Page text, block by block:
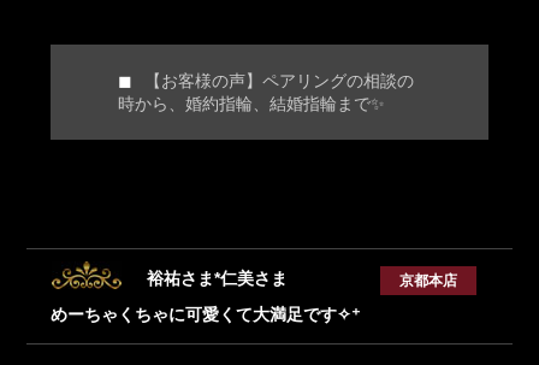
【お客様の声】ペアリングの相談の
時から、婚約指輪、結婚指輪まで✨
裕祐さま*仁美さま
めーちゃくちゃに可愛くて大満足です✧⁺
京都本店